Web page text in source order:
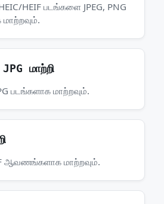
HEIF படங்களை JPEG, PNG
மாற்றி
படங்களாக மாற்றவும்.
ஆவணங்களாக மாற்றவும்.